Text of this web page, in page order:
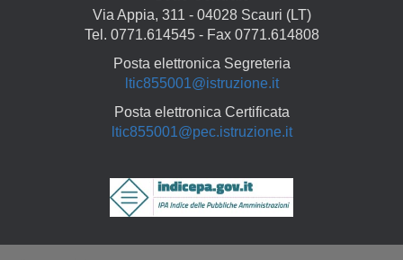
Via Appia, 311 - 04028 Scauri (LT)
Tel. 0771.614545 - Fax 0771.614808
Posta elettronica Segreteria
ltic855001@istruzione.it
Posta elettronica Certificata
ltic855001@pec.istruzione.it